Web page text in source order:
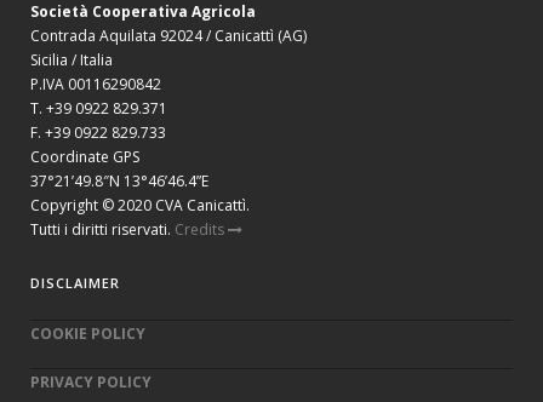
Società Cooperativa Agricola
Contrada Aquilata 92024 / Canicattì (AG)
Sicilia / Italia
P.IVA 00116290842
T. +39 0922 829.371
F. +39 0922 829.733
Coordinate GPS
37°21’49.8″N 13°46’46.4”E
Copyright © 2020 CVA Canicattì.
Tutti i diritti riservati. Credits
DISCLAIMER
COOKIE POLICY
PRIVACY POLICY